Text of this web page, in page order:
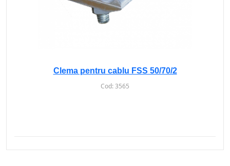
Clema pentru cablu FSS 50/70/2
Cod:3565